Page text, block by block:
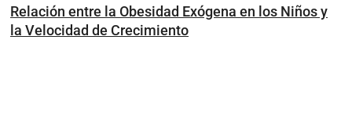
Relación entre la Obesidad Exógena en los Niños y
la Velocidad de Crecimiento